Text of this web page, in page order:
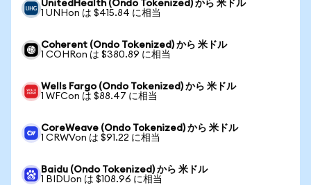
UnitedHealth (Ondo Tokenized) から 米ドル
1 UNHon は $415.84 に相当
Coherent (Ondo Tokenized) から 米ドル
1 COHRon は $380.89 に相当
Wells Fargo (Ondo Tokenized) から 米ドル
1 WFCon は $88.47 に相当
CoreWeave (Ondo Tokenized) から 米ドル
1 CRWVon は $91.22 に相当
Baidu (Ondo Tokenized) から 米ドル
1 BIDUon は $108.96 に相当